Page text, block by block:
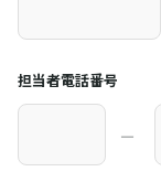
担当者電話番号
―